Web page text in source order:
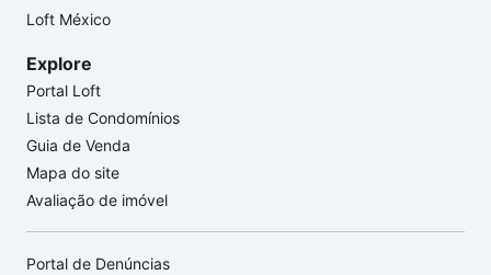
Loft México
Explore
Portal Loft
Lista de Condomínios
Guia de Venda
Mapa do site
Avaliação de imóvel
Portal de Denúncias